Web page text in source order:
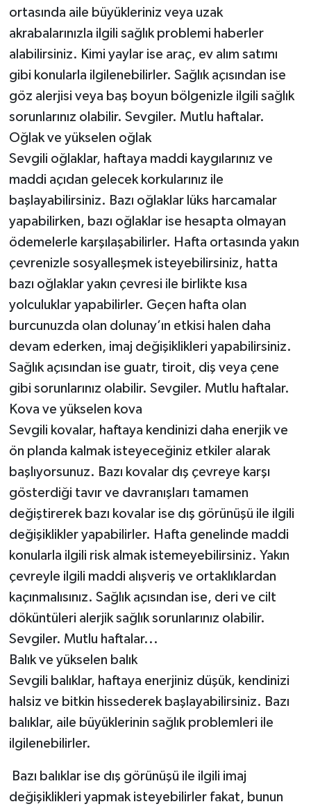
ortasında aile büyükleriniz veya uzak
akrabalarınızla ilgili sağlık problemi haberler
alabilirsiniz. Kimi yaylar ise araç, ev alım satımı
gibi konularla ilgilenebilirler. Sağlık açısından ise
göz alerjisi veya baş boyun bölgenizle ilgili sağlık
sorunlarınız olabilir. Sevgiler. Mutlu haftalar.
Oğlak ve yükselen oğlak
Sevgili oğlaklar, haftaya maddi kaygılarınız ve
maddi açıdan gelecek korkularınız ile
başlayabilirsiniz. Bazı oğlaklar lüks harcamalar
yapabilirken, bazı oğlaklar ise hesapta olmayan
ödemelerle karşılaşabilirler. Hafta ortasında yakın
çevrenizle sosyalleşmek isteyebilirsiniz, hatta
bazı oğlaklar yakın çevresi ile birlikte kısa
yolculuklar yapabilirler. Geçen hafta olan
burcunuzda olan dolunay’ın etkisi halen daha
devam ederken, imaj değişiklikleri yapabilirsiniz.
Sağlık açısından ise guatr, tiroit, diş veya çene
gibi sorunlarınız olabilir. Sevgiler. Mutlu haftalar.
Kova ve yükselen kova
Sevgili kovalar, haftaya kendinizi daha enerjik ve
ön planda kalmak isteyeceğiniz etkiler alarak
başlıyorsunuz. Bazı kovalar dış çevreye karşı
gösterdiği tavır ve davranışları tamamen
değiştirerek bazı kovalar ise dış görünüşü ile ilgili
değişiklikler yapabilirler. Hafta genelinde maddi
konularla ilgili risk almak istemeyebilirsiniz. Yakın
çevreyle ilgili maddi alışveriş ve ortaklıklardan
kaçınmalısınız. Sağlık açısından ise, deri ve cilt
döküntüleri alerjik sağlık sorunlarınız olabilir.
Sevgiler. Mutlu haftalar...
Balık ve yükselen balık
Sevgili balıklar, haftaya enerjiniz düşük, kendinizi
halsiz ve bitkin hissederek başlayabilirsiniz. Bazı
balıklar, aile büyüklerinin sağlık problemleri ile
ilgilenebilirler.
Bazı balıklar ise dış görünüşü ile ilgili imaj
değişiklikleri yapmak isteyebilirler fakat, bunun